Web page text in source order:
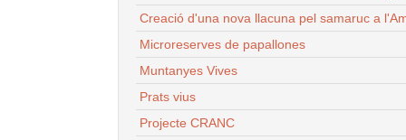
Creació d'una nova llacuna pel samaruc a
Microreserves de papallones
Muntanyes Vives
Prats vius
Projecte CRANC